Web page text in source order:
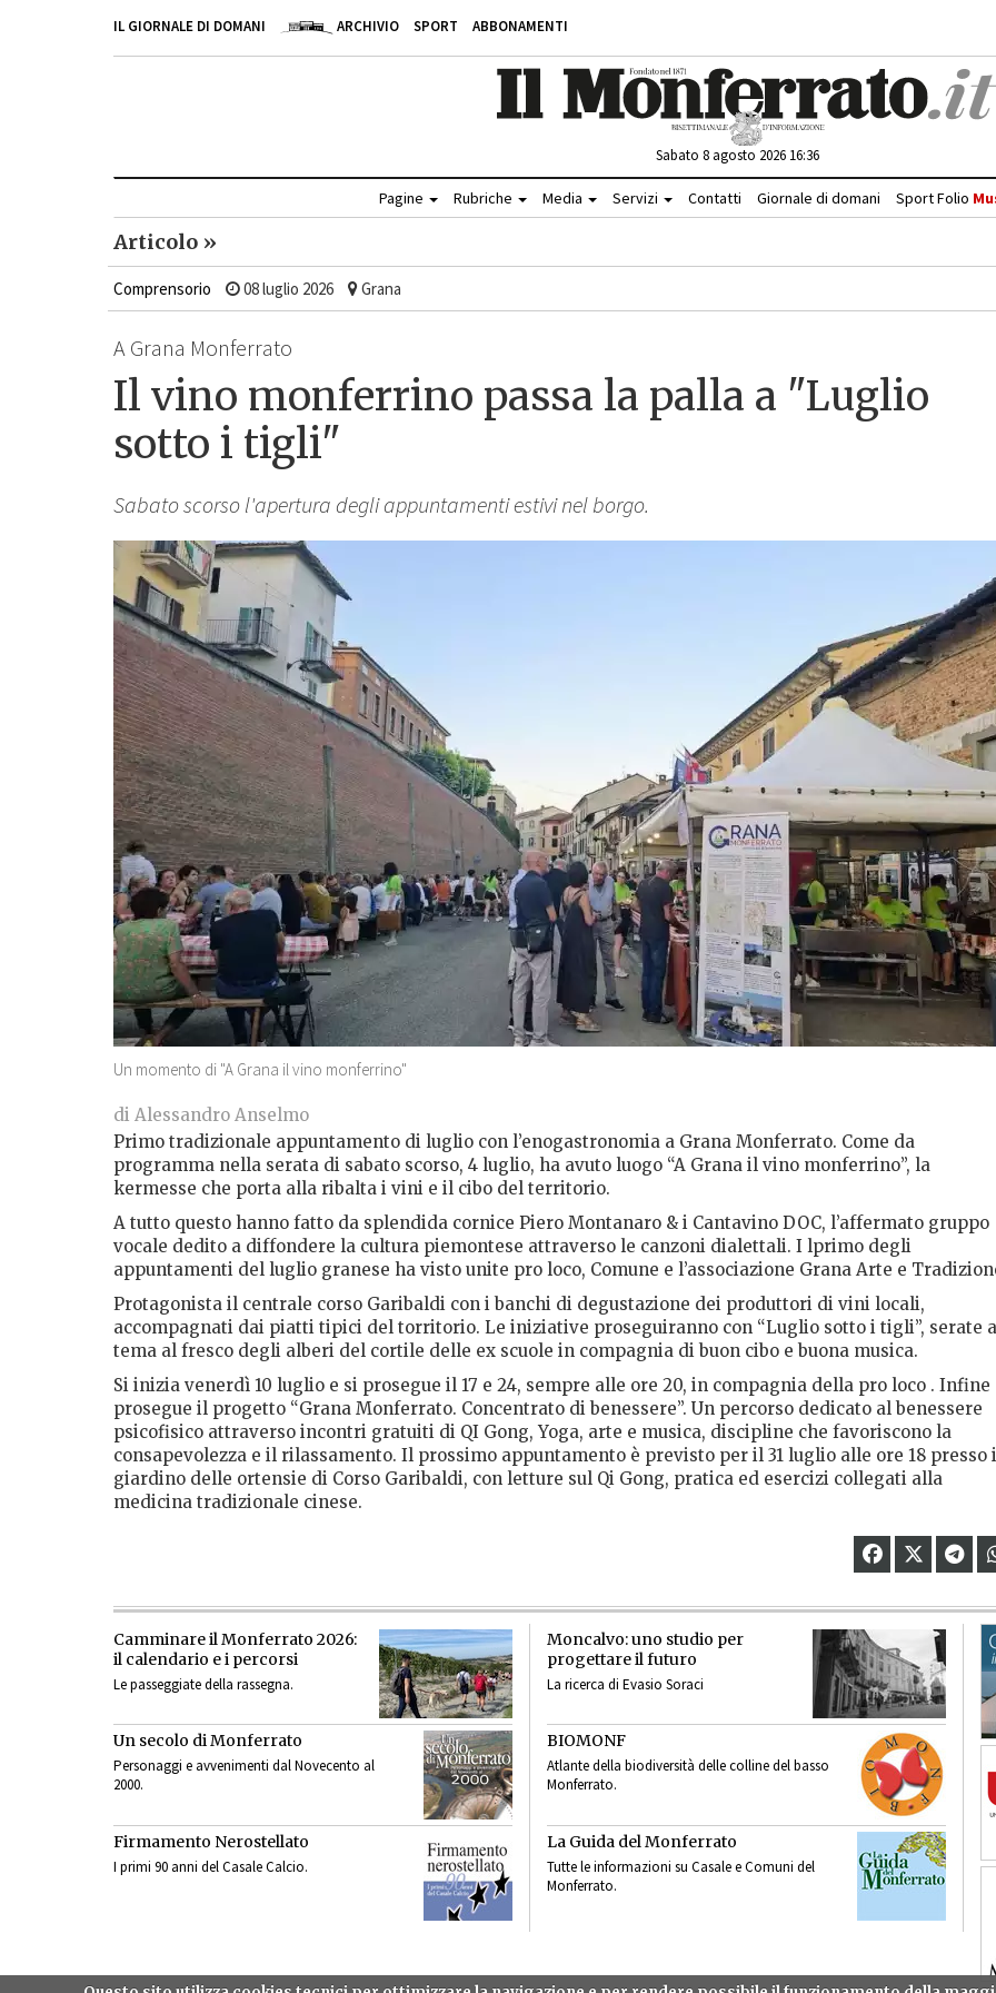
IL GIORNALE DI DOMANI ARCHIVIO SPORT ABBONAMENTI
Sabato 8 agosto 2026 16:36
Pagine Rubriche Media Servizi Contatti Giornale di domani Sport Folio
Articolo »
Comprensorio 08 luglio 2026 Grana
A Grana Monferrato
Il vino monferrino passa la palla a "Luglio
sotto i tigli"
Sabato scorso l'apertura degli appuntamenti estivi nel borgo.
Un momento di "A Grana il vino monferrino"
di Alessandro Anselmo
Primo tradizionale appuntamento di luglio con l’enogastronomia a Grana Monferrato. Come da
programma nella serata di sabato scorso, 4 luglio, ha avuto luogo “A Grana il vino monferrino”, la
kermesse che porta alla ribalta i vini e il cibo del territorio.
A tutto questo hanno fatto da splendida cornice Piero Montanaro & i Cantavino DOC, l’affermato gruppo
vocale dedito a diffondere la cultura piemontese attraverso le canzoni dialettali. I lprimo degli
appuntamenti del luglio granese ha visto unite pro loco, Comune e l’associazione Grana Arte e
Protagonista il centrale corso Garibaldi con i banchi di degustazione dei produttori di vini locali,
accompagnati dai piatti tipici del torritorio. Le iniziative proseguiranno con “Luglio sotto i tigli”, serate a
tema al fresco degli alberi del cortile delle ex scuole in compagnia di buon cibo e buona musica.
Si inizia venerdì 10 luglio e si prosegue il 17 e 24, sempre alle ore 20, in compagnia della pro loco . Infine
prosegue il progetto “Grana Monferrato. Concentrato di benessere”. Un percorso dedicato al benessere
psicofisico attraverso incontri gratuiti di QI Gong, Yoga, arte e musica, discipline che favoriscono la
consapevolezza e il rilassamento. Il prossimo appuntamento è previsto per il 31 luglio alle ore 18 presso
giardino delle ortensie di Corso Garibaldi, con letture sul Qi Gong, pratica ed esercizi collegati alla
medicina tradizionale cinese.
Camminare il Monferrato 2026:
il calendario e i percorsi
Le passeggiate della rassegna.
Un secolo di Monferrato
Personaggi e avvenimenti dal Novecento al
2000.
Firmamento Nerostellato
I primi 90 anni del Casale Calcio.
Moncalvo: uno studio per
progettare il futuro
La ricerca di Evasio Soraci
BIOMONF
Atlante della biodiversità delle colline del basso
Monferrato.
La Guida del Monferrato
Tutte le informazioni su Casale e Comuni del
Monferrato.